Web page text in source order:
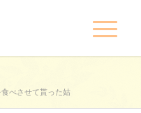
べさせて貰った姑